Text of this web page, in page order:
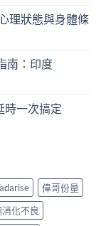
理狀態與身體條
南：印度
時一次搞定
偉哥份量
化不良